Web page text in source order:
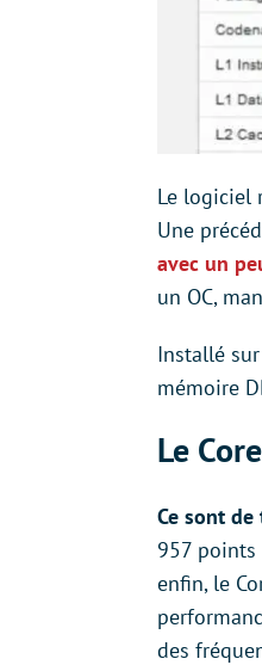
Le logiciel
Une
avec un
un OC,
Installé
mémoire
Le
Ce sont
957 points
enfin, le
des